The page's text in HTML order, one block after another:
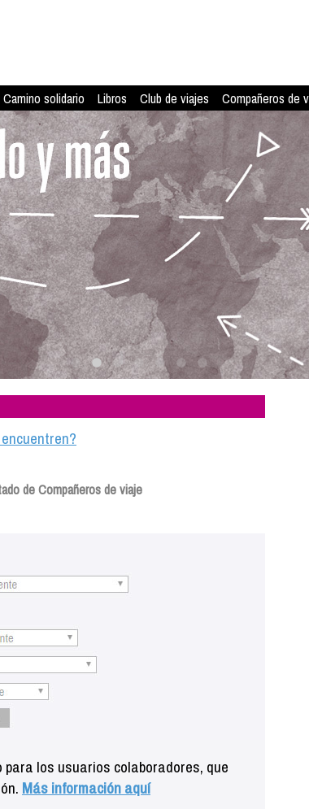
Camino solidario Libros Club de viajes Compañeros de
de Compañeros de viaje
los usuarios colaboradores, que
Más información aquí